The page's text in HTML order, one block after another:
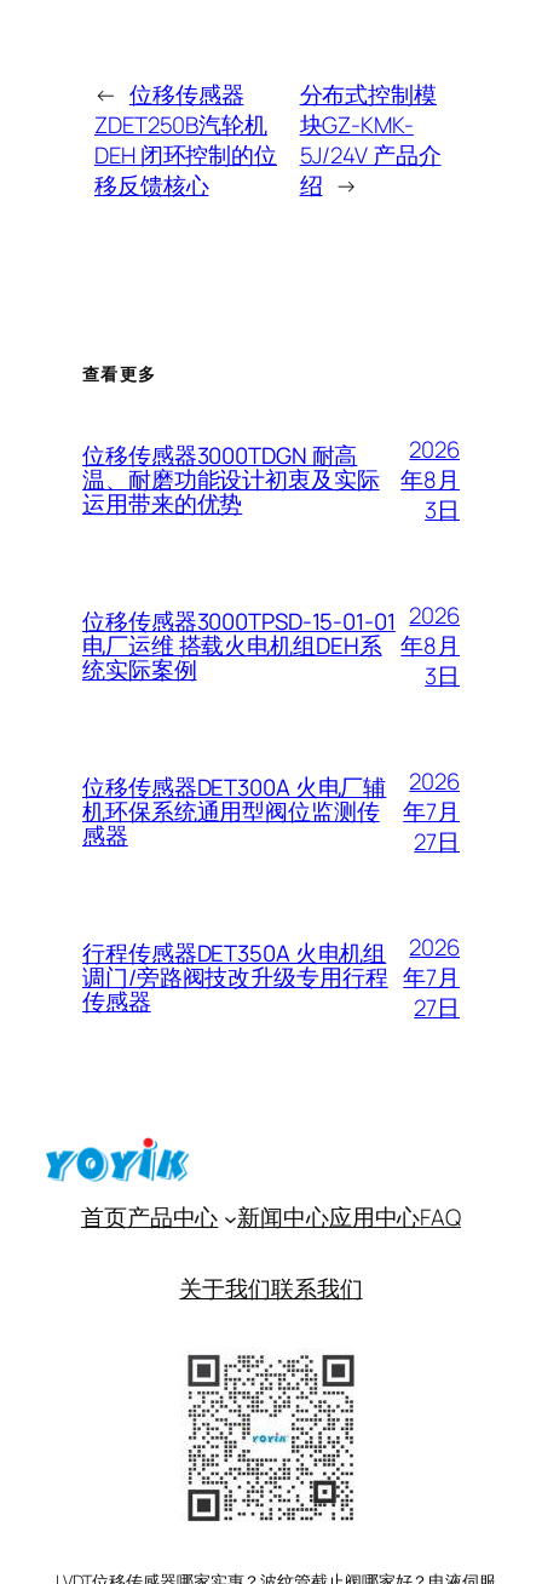
← 位移传感器
ZDET250B汽轮机
DEH 闭环控制的位
移反馈核心
分布式控制模
块GZ-KMK-
5J/24V 产品介
绍 →
查看更多
位移传感器3000TDGN 耐高
温、耐磨功能设计初衷及实际
运用带来的优势
2026
年8月
3日
位移传感器3000TPSD-15-01-01
电厂运维 搭载火电机组DEH系
统实际案例
2026
年8月
3日
位移传感器DET300A 火电厂辅
机环保系统通用型阀位监测传
感器
2026
年7月
27日
行程传感器DET350A 火电机组
调门/旁路阀技改升级专用行程
传感器
2026
年7月
27日
首页产品中心 新闻中心应用中心FAQ
关于我们联系我们